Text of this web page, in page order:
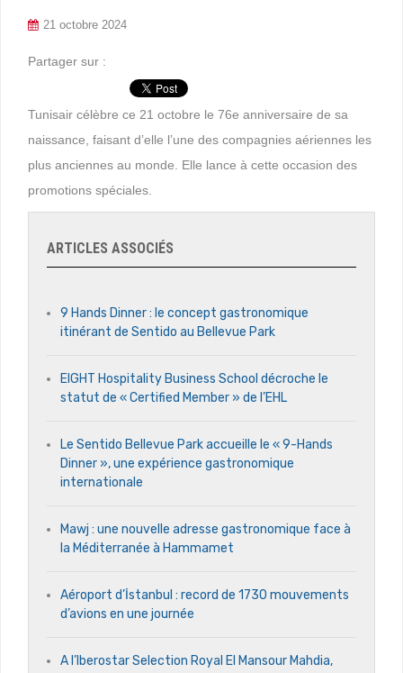
21 octobre 2024
Partager sur :
Tunisair célèbre ce 21 octobre le 76e anniversaire de sa
naissance, faisant d’elle l’une des compagnies aériennes les
plus anciennes au monde. Elle lance à cette occasion des
promotions spéciales.
ARTICLES ASSOCIÉS
9 Hands Dinner : le concept gastronomique
itinérant de Sentido au Bellevue Park
EIGHT Hospitality Business School décroche le
statut de « Certified Member » de l’EHL
Le Sentido Bellevue Park accueille le « 9-Hands
Dinner », une expérience gastronomique
internationale
Mawj : une nouvelle adresse gastronomique face à
la Méditerranée à Hammamet
Aéroport d’İstanbul : record de 1730 mouvements
d’avions en une journée
A l’Iberostar Selection Royal El Mansour Mahdia,